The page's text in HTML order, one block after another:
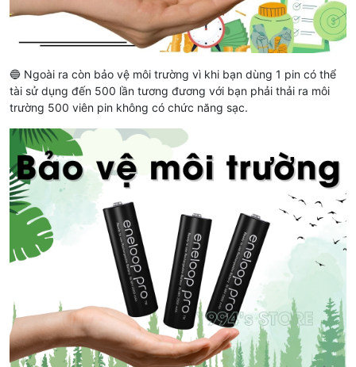
🔵 Ngoài ra còn bảo vệ môi trường vì khi bạn dùng 1 pin có thể
tài sử dụng đến 500 lần tương đương với bạn phải thải ra môi
trường 500 viên pin không có chức năng sạc.